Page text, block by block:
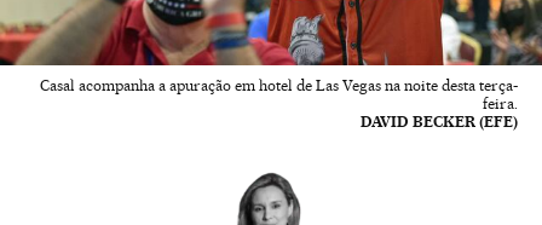
Casal acompanha a apuração em hotel de Las Vegas na noite desta terça-
feira.
DAVID BECKER (EFE)